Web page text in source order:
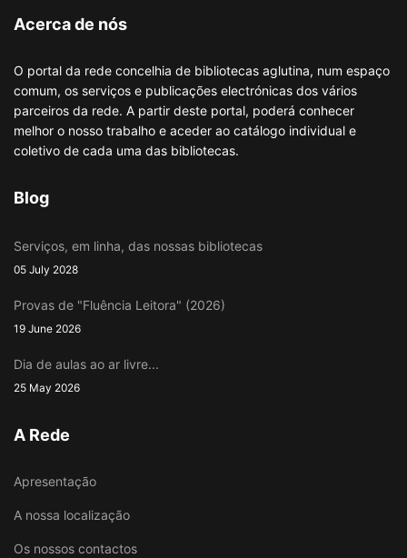
Acerca de nós
O portal da rede concelhia de bibliotecas aglutina, num espaço
comum, os serviços e publicações electrónicas dos vários
parceiros da rede. A partir deste portal, poderá conhecer
melhor o nosso trabalho e aceder ao catálogo individual e
coletivo de cada uma das bibliotecas.
Blog
Serviços, em linha, das nossas bibliotecas
05 July 2028
Provas de "Fluência Leitora" (2026)
19 June 2026
Dia de aulas ao ar livre...
25 May 2026
A Rede
Apresentação
A nossa localização
Os nossos contactos